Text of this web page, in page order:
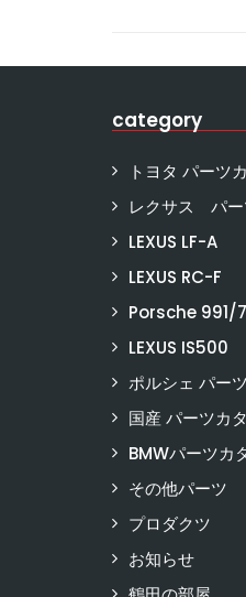
category
トヨタ パーツ
レクサス パー
LEXUS LF-A
LEXUS RC-F
Porsche 991/
LEXUS IS500
ポルシェ パー
国産 パーツカ
BMWパーツカ
その他パーツ
プロダクツ
お知らせ